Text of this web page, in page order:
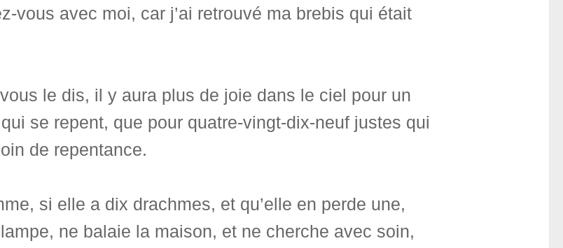
vous avec moi, car j’ai retrouvé ma brebis qui était
le dis, il y aura plus de joie dans le ciel pour un
se repent, que pour quatre-vingt-dix-neuf justes qui
de repentance.
si elle a dix drachmes, et qu’elle en perde une,
ne balaie la maison, et ne cherche avec soin,